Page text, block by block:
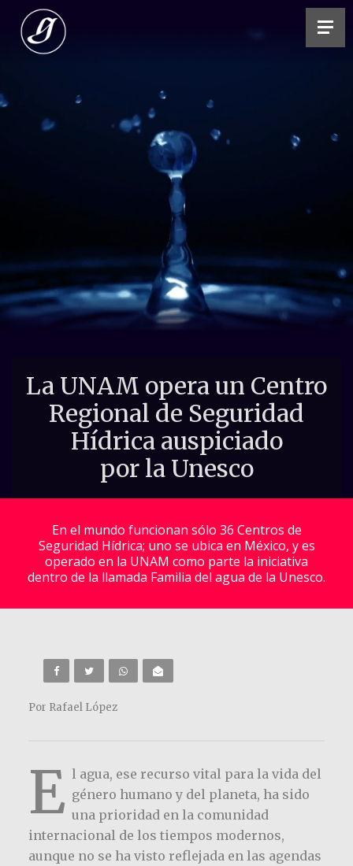
La UNAM opera un Centro
Regional de Seguridad
Hídrica auspiciado
por la Unesco
En el mundo funcionan sólo 36 Centros de
Seguridad Hídrica; uno se ubica en México, y es
operado en la UNAM como parte la iniciativa
dentro de la llamada Familia del agua de la Unesco.
Por Rafael López
E l agua, ese recurso vital para la vida del
género humano y del planeta, ha sido
una prioridad en la comunidad
internacional de los tiempos modernos,
aunque no se ha visto reflejada en las agendas